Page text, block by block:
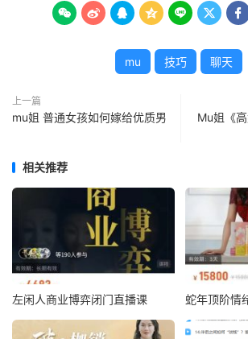
      
mu 技巧 聊天
上一篇
mu姐 普通女孩如何嫁给优质男
Mu姐《
相关推荐
左闲人商业博弈闭门直播课 蛇年顶阶情